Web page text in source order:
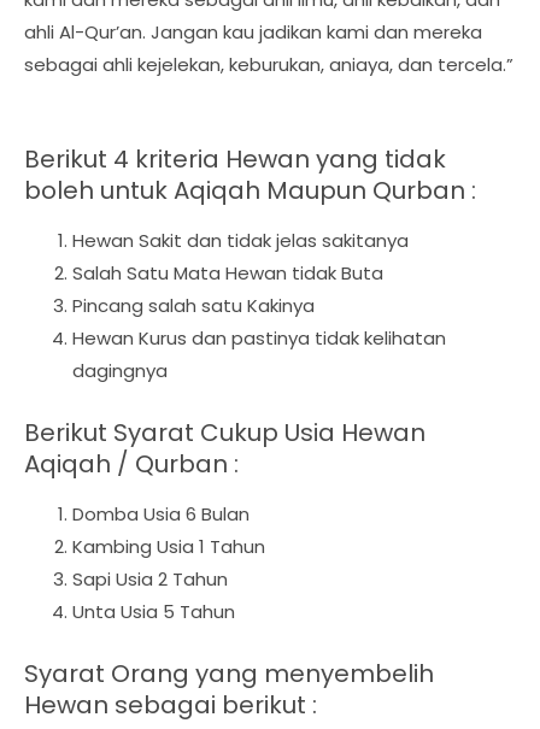
ahli Al-Qur’an. Jangan kau jadikan kami dan mereka
sebagai ahli kejelekan, keburukan, aniaya, dan tercela.”
Berikut 4 kriteria Hewan yang tidak
boleh untuk Aqiqah Maupun Qurban :
Hewan Sakit dan tidak jelas sakitanya
Salah Satu Mata Hewan tidak Buta
Pincang salah satu Kakinya
Hewan Kurus dan pastinya tidak kelihatan
dagingnya
Berikut Syarat Cukup Usia Hewan
Aqiqah / Qurban :
Domba Usia 6 Bulan
Kambing Usia 1 Tahun
Sapi Usia 2 Tahun
Unta Usia 5 Tahun
Syarat Orang yang menyembelih
Hewan sebagai berikut :